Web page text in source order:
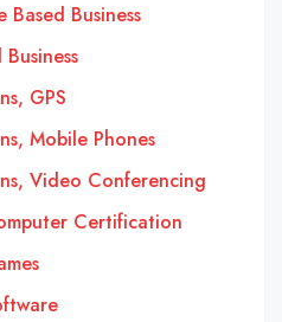
Based Business
Business
GPS
Mobile Phones
Video Conferencing
Certification